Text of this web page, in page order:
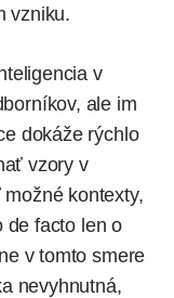
vzniku.
v
ale im
dokáže rýchlo
vzory v
kontexty,
de facto len o
v tomto smere
nevyhnutná,